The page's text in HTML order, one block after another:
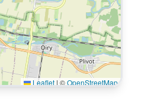
Leaflet | ©OpenStreetMap